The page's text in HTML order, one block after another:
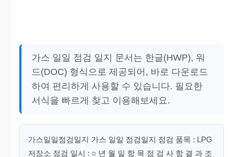
가스 일일 점검 일지 문서는 한글(HWP), 워
드(DOC) 형식으로 제공되어, 바로 다운로드
하여 편리하게 사용할 수 있습니다. 필요한
서식을 빠르게 찾고 이용해보세요.
가스일일점검일지 가스 일일 점검일지 점검 품목 : LPG
저장소 점검 일시 : ○ 년 월 일 항 목 점 검 사 항 결 과 조